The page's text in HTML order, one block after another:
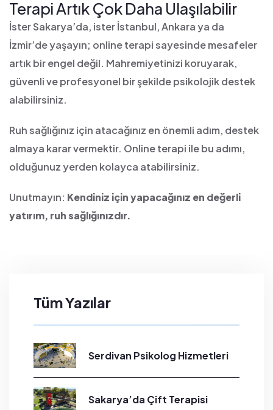
Terapi Artık Çok Daha Ulaşılabilir
İster Sakarya’da, ister İstanbul, Ankara ya da
İzmir’de yaşayın; online terapi sayesinde mesafeler
artık bir engel değil. Mahremiyetinizi koruyarak,
güvenli ve profesyonel bir şekilde psikolojik destek
alabilirsiniz.
Ruh sağlığınız için atacağınız en önemli adım, destek
almaya karar vermektir. Online terapi ile bu adımı,
olduğunuz yerden kolayca atabilirsiniz.
Unutmayın: Kendiniz için yapacağınız en değerli
yatırım, ruh sağlığınızdır.
Tüm Yazılar
Serdivan Psikolog Hizmetleri
Sakarya’da Çift Terapisi